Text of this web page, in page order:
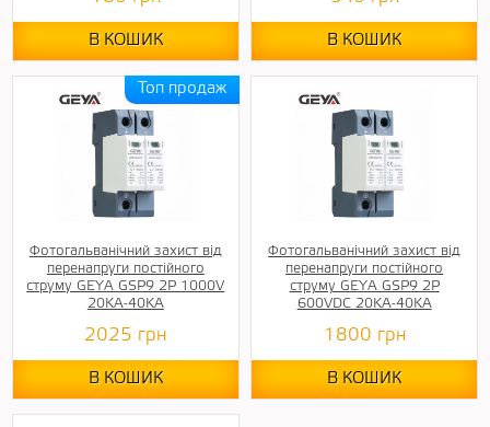
В КОШИК В КОШИК
Фотогальванічний захист від
перенапруги постійного
струму GEYA GSP9 2P 1000V
20KA-40KA
2025 грн
В КОШИК
Фотогальванічний захист від
перенапруги постійного
струму GEYA GSP9 2P
600VDC 20KA-40KA
1800 грн
В КОШИК